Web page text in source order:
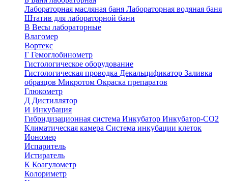
Лабораторная масляная баня Лабораторная водяная баня
Штатив для лабораторной бани
В Весы лабораторные
Влагомер
Вортекс
Г Гемоглобинометр
Гистологическое оборудование
Гистологическая проводка Декальцификатор Заливка
образцов Микротом Окраска препаратов
Глюкометр
Д Дистиллятор
И Инкубация
Гибридизационная система Инкубатор Инкубатор-СО2
Климатическая камера Система инкубации клеток
Иономер
Испаритель
Истиратель
К Коагулометр
Колориметр